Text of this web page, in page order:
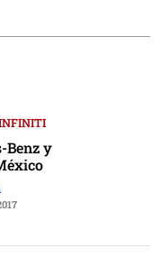
Benz y